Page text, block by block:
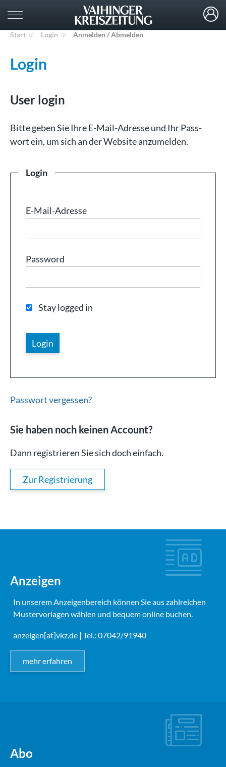
Start Login Anmelden / Abmelden
Login
User login
Bit­te ge­ben Sie Ih­re E-Mail-Adresse und Ihr Pass­
wort ein, um sich an der Web­site an­zu­mel­den.
Login
E-Mail-Adresse
Password
Stay logged in
Passwort vergessen?
Sie haben noch keinen Account?
Dann registrieren Sie sich doch einfach.
Zur Registrierung
Anzeigen
In unserem Anzeigenbereich können Sie aus zahlreichen
Mustervorlagen wählen und bequem online buchen.
anzeigen[at]vkz.de | Tel.: 07042/91940
mehr erfahren
Abo